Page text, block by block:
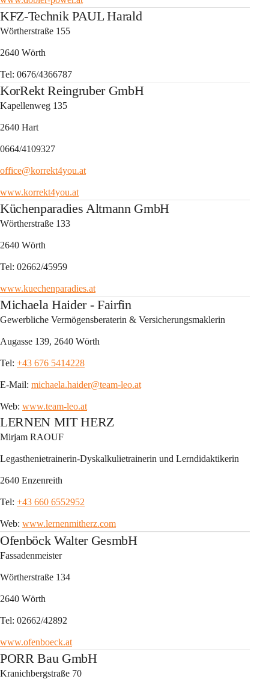
KFZ-Technik PAUL Harald
Wörtherstraße 155
2640 Wörth
Tel: 0676/4366787
KorRekt Reingruber GmbH
Kapellenweg 135
2640 Hart
0664/4109327
office@korrekt4you.at
www.korrekt4you.at
Küchenparadies Altmann GmbH
Wörtherstraße 133
2640 Wörth
Tel: 02662/45959
www.kuechenparadies.at
Michaela Haider - Fairfin
Gewerbliche Vermögensberaterin & Versicherungsmaklerin
Augasse 139, 2640 Wörth
Tel: +43 676 5414228
E-Mail: michaela.haider@team-leo.at
Web: www.team-leo.at
LERNEN MIT HERZ
Mirjam RAOUF
Legasthenietrainerin-Dyskalkulietrainerin und Lerndidaktikerin
2640 Enzenreith
Tel: +43 660 6552952
Web: www.lernenmitherz.com
Ofenböck Walter GesmbH
Fassadenmeister
Wörtherstraße 134
2640 Wörth
Tel: 02662/42892
www.ofenboeck.at
PORR Bau GmbH
Kranichbergstraße 70